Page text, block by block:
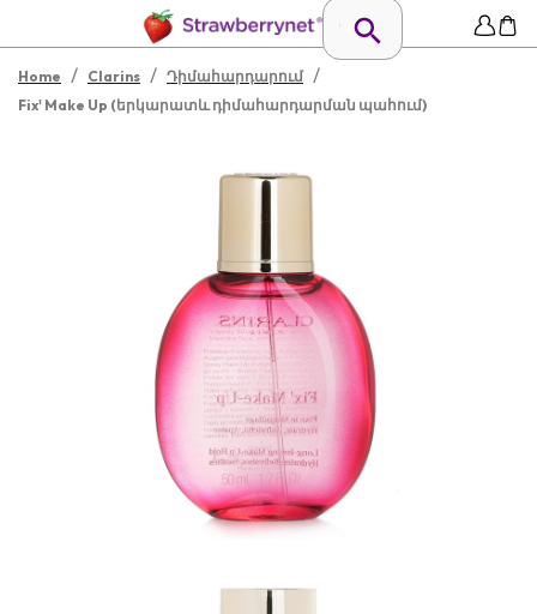
Home / Clarins / Դիմահարդարում /
Fix' Make Up (երկարատև դիմահարդարման պահում)